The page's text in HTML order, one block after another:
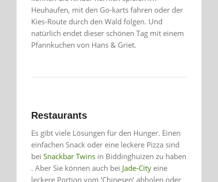
Heuhaufen, mit den Go-karts fahren oder der
Kies-Route durch den Wald folgen. Und
natürlich endet dieser schönen Tag mit einem
Pfannkuchen von Hans & Griet.
Restaurants
Es gibt viele Lösungen für den Hunger. Einen
einfachen Snack oder eine leckere Pizza sind
bei Snackbar Twinsin Biddinghuizen zu haben
. Aber Sie können auch bei Jade-Cityeine
leckere Portion vom ‘Chinesen’ abholen oder